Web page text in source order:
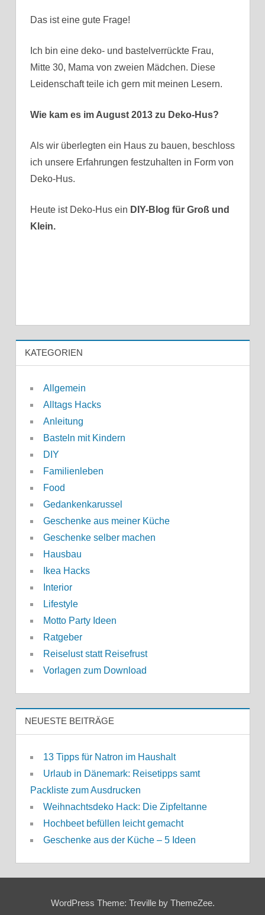
Das ist eine gute Frage!
Ich bin eine deko- und bastelverrückte Frau,
Mitte 30, Mama von zweien Mädchen. Diese
Leidenschaft teile ich gern mit meinen Lesern.
Wie kam es im August 2013 zu Deko-Hus?
Als wir überlegten ein Haus zu bauen, beschloss
ich unsere Erfahrungen festzuhalten in Form von
Deko-Hus.
Heute ist Deko-Hus ein DIY-Blog für Groß und
Klein.
KATEGORIEN
Allgemein
Alltags Hacks
Anleitung
Basteln mit Kindern
DIY
Familienleben
Food
Gedankenkarussel
Geschenke aus meiner Küche
Geschenke selber machen
Hausbau
Ikea Hacks
Interior
Lifestyle
Motto Party Ideen
Ratgeber
Reiselust statt Reisefrust
Vorlagen zum Download
NEUESTE BEITRÄGE
13 Tipps für Natron im Haushalt
Urlaub in Dänemark: Reisetipps samt
Packliste zum Ausdrucken
Weihnachtsdeko Hack: Die Zipfeltanne
Hochbeet befüllen leicht gemacht
Geschenke aus der Küche – 5 Ideen
WordPress Theme: Treville by ThemeZee.